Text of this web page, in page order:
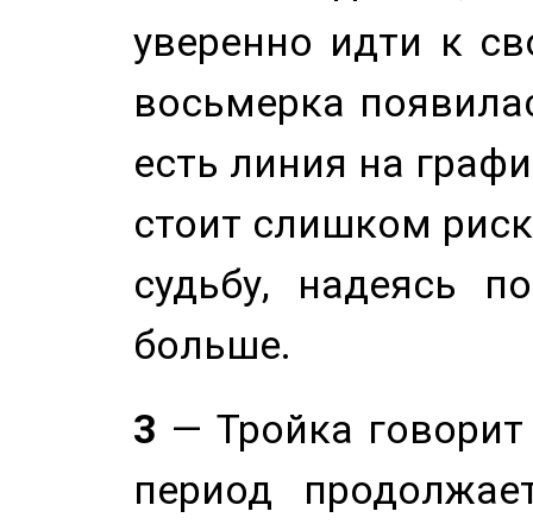
уверенно идти к
восьмерка
есть линия на
стоит слишком
судьбу, надеясь
больше.
3 — Тройка
период